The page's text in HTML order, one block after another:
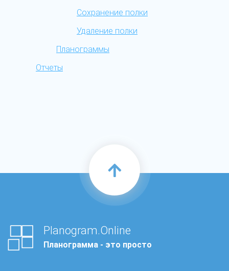
Сохранение полки
Удаление полки
Планограммы
Отчеты
Planogram.Online
Планограмма - это просто